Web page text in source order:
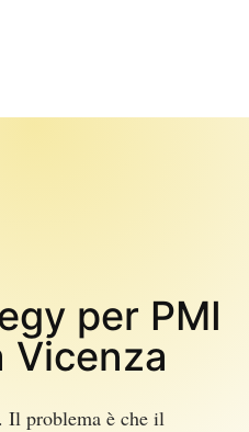
per PMI
Vicenza
Il problema è che il